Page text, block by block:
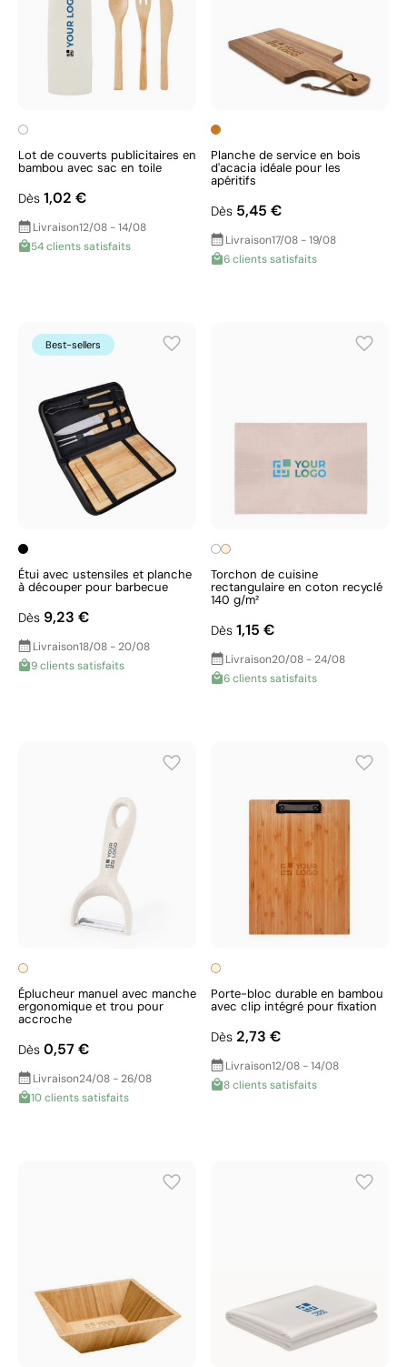
Lot de couverts publicitaires en
bambou avec sac en toile
Dès 1,02 €
Livraison12/08 - 14/08
54 clients satisfaits
Planche de service en bois
d'acacia idéale pour les
apéritifs
Dès 5,45 €
Livraison17/08 - 19/08
6 clients satisfaits
Best-sellers
Étui avec ustensiles et planche
à découper pour barbecue
Dès 9,23 €
Livraison18/08 - 20/08
9 clients satisfaits
Torchon de cuisine
rectangulaire en coton recyclé
140 g/m²
Dès 1,15 €
Livraison20/08 - 24/08
6 clients satisfaits
Éplucheur manuel avec manche
ergonomique et trou pour
accroche
Dès 0,57 €
Livraison24/08 - 26/08
10 clients satisfaits
Porte-bloc durable en bambou
avec clip intégré pour fixation
Dès 2,73 €
Livraison12/08 - 14/08
8 clients satisfaits